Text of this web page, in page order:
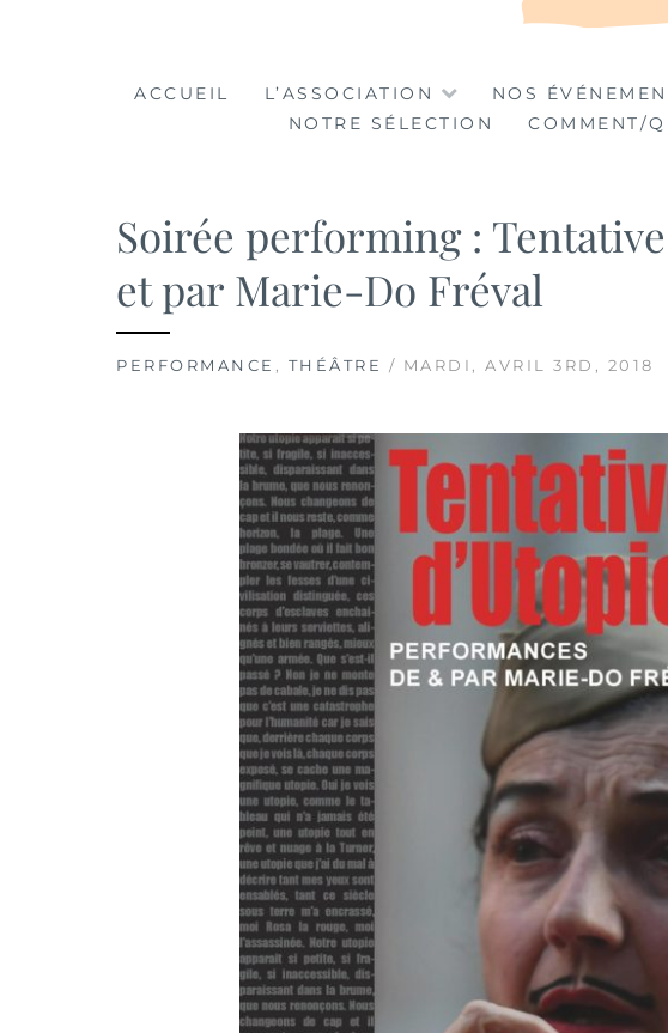
LA TABLE DES
ACCUEIL L’ASSOCIATION NOS
NOTRE SÉLECTION
COMMENT/
Soirée performing :
et par Marie-Do Fréval
PERFORMANCE , THÉÂTRE / MARDI, AVRIL 3RD, 2018